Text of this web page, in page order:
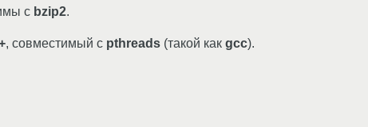
с bzip2.
, совместимый с pthreads (такой как gcc).